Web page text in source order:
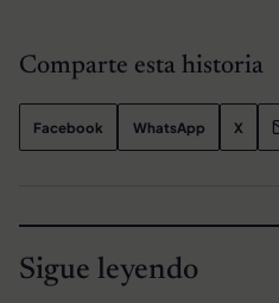
Comparte esta historia
Facebook WhatsApp X
Sigue leyendo